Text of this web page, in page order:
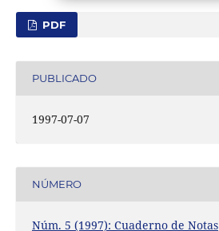
PDF
PUBLICADO
1997-07-07
NÚMERO
Núm. 5 (1997): Cuaderno de Notas